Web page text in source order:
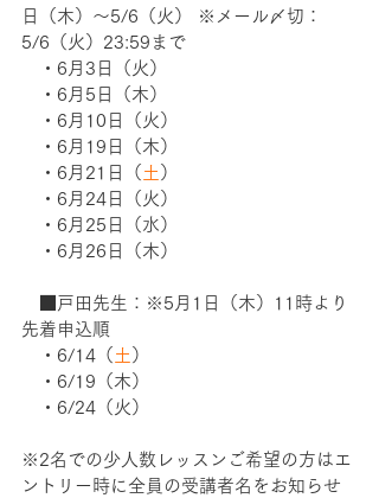
日（木）〜5/6（火） ※メール〆切：
5/6（火）23:59まで
・6月3日（火）
・6月5日（木）
・6月10日（火）
・6月19日（木）
・6月21日（ 土 ）
・6月24日（火）
・6月25日（水）
・6月26日（木）
■戸田先生：※5月1日（木）11時より
先着申込順
・6/14（ 土 ）
・6/19（木）
・6/24（火）
※2名での少人数レッスンご希望の方はエ
ントリー時に全員の受講者名をお知らせ